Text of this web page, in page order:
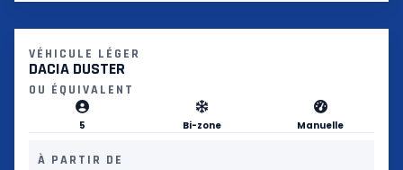
VÉHICULE LÉGER
DACIA DUSTER
OU ÉQUIVALENT
5 Bi-zone Manuelle
À PARTIR DE